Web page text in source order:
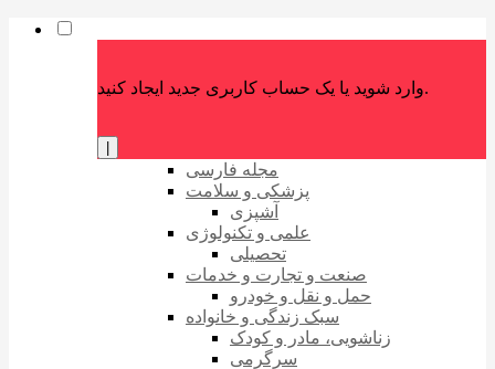
وارد شوید یا یک حساب کاربری جدید ایجاد کنید.
مجله فارسی
پزشکی و سلامت
آشپزی
علمی و تکنولوژی
تحصیلی
صنعت و تجارت و خدمات
حمل و نقل و خودرو
سبک زندگی و خانواده
زناشویی، مادر و کودک
سرگرمی